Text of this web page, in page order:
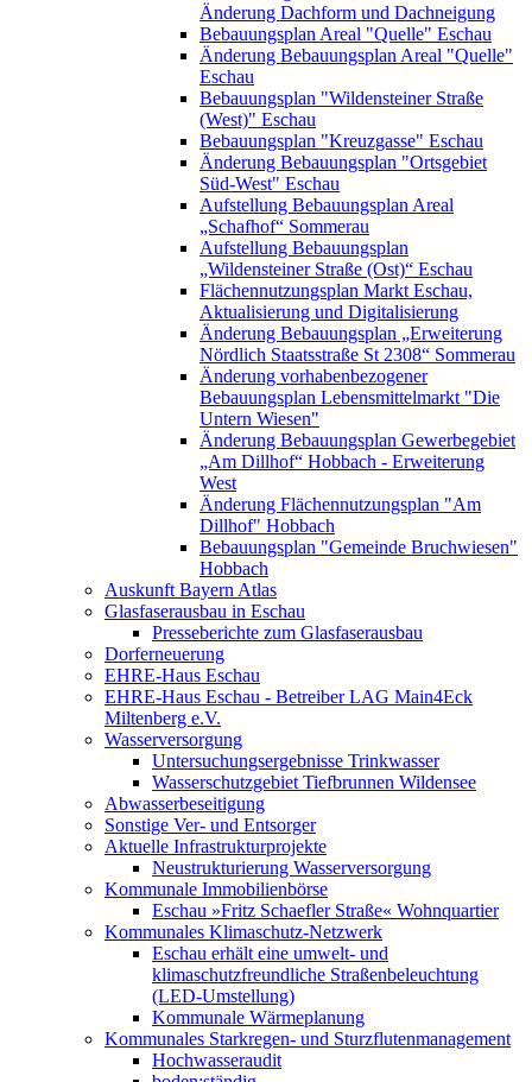
Änderung Dachform und Dachneigung
Bebauungsplan Areal "Quelle" Eschau
Änderung Bebauungsplan Areal "Quelle"
Eschau
Bebauungsplan "Wildensteiner Straße
(West)" Eschau
Bebauungsplan "Kreuzgasse" Eschau
Änderung Bebauungsplan "Ortsgebiet
Süd-West" Eschau
Aufstellung Bebauungsplan Areal
„Schafhof“ Sommerau
Aufstellung Bebauungsplan
„Wildensteiner Straße (Ost)“ Eschau
Flächennutzungsplan Markt Eschau,
Aktualisierung und Digitalisierung
Änderung Bebauungsplan „Erweiterung
Nördlich Staatsstraße St 2308“ Sommerau
Änderung vorhabenbezogener
Bebauungsplan Lebensmittelmarkt "Die
Untern Wiesen"
Änderung Bebauungsplan Gewerbegebiet
„Am Dillhof“ Hobbach - Erweiterung
West
Änderung Flächennutzungsplan "Am
Dillhof" Hobbach
Bebauungsplan "Gemeinde Bruchwiesen"
Hobbach
Auskunft Bayern Atlas
Glasfaserausbau in Eschau
Presseberichte zum Glasfaserausbau
Dorferneuerung
EHRE-Haus Eschau
EHRE-Haus Eschau - Betreiber LAG Main4Eck
Miltenberg e.V.
Wasserversorgung
Untersuchungsergebnisse Trinkwasser
Wasserschutzgebiet Tiefbrunnen Wildensee
Abwasserbeseitigung
Sonstige Ver- und Entsorger
Aktuelle Infrastrukturprojekte
Neustrukturierung Wasserversorgung
Kommunale Immobilienbörse
Eschau »Fritz Schaefler Straße« Wohnquartier
Kommunales Klimaschutz-Netzwerk
Eschau erhält eine umwelt- und
klimaschutzfreundliche Straßenbeleuchtung
(LED-Umstellung)
Kommunale Wärmeplanung
Kommunales Starkregen- und Sturzflutenmanagement
Hochwasseraudit